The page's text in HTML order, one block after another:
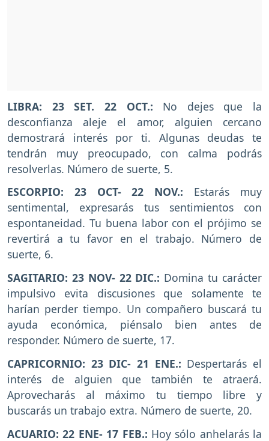
LIBRA: 23 SET. 22 OCT.: No dejes que la
desconfianza aleje el amor, alguien cercano
demostrará interés por ti. Algunas deudas te
tendrán muy preocupado, con calma podrás
resolverlas. Número de suerte, 5.
ESCORPIO: 23 OCT- 22 NOV.: Estarás muy
sentimental, expresarás tus sentimientos con
espontaneidad. Tu buena labor con el prójimo se
revertirá a tu favor en el trabajo. Número de
suerte, 6.
SAGITARIO: 23 NOV- 22 DIC.: Domina tu carácter
impulsivo evita discusiones que solamente te
harían perder tiempo. Un compañero buscará tu
ayuda económica, piénsalo bien antes de
responder. Número de suerte, 17.
CAPRICORNIO: 23 DIC- 21 ENE.: Despertarás el
interés de alguien que también te atraerá.
Aprovecharás al máximo tu tiempo libre y
buscarás un trabajo extra. Número de suerte, 20.
ACUARIO: 22 ENE- 17 FEB.: Hoy sólo anhelarás la